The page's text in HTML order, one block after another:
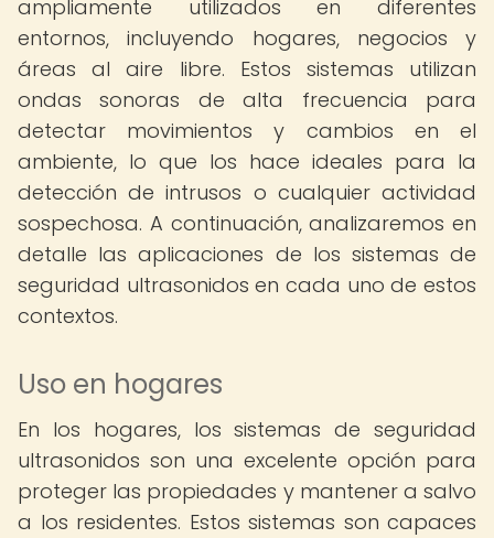
ampliamente utilizados en diferentes
entornos, incluyendo hogares, negocios y
áreas al aire libre. Estos sistemas utilizan
ondas sonoras de alta frecuencia para
detectar movimientos y cambios en el
ambiente, lo que los hace ideales para la
detección de intrusos o cualquier actividad
sospechosa. A continuación, analizaremos en
detalle las aplicaciones de los sistemas de
seguridad ultrasonidos en cada uno de estos
contextos.
Uso en hogares
En los hogares, los sistemas de seguridad
ultrasonidos son una excelente opción para
proteger las propiedades y mantener a salvo
a los residentes. Estos sistemas son capaces